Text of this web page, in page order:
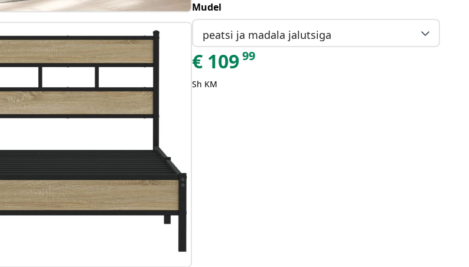
Mudel
peatsi ja madala jalutsiga
€ 10999
Sh KM